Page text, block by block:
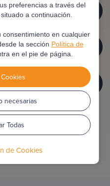
preferencias a través del
a continuación.
en cualquier
la sección Política de
en el pie de página.
necesarias
Todas
de Cookies